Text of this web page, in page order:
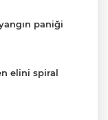
paniği
elini spiral